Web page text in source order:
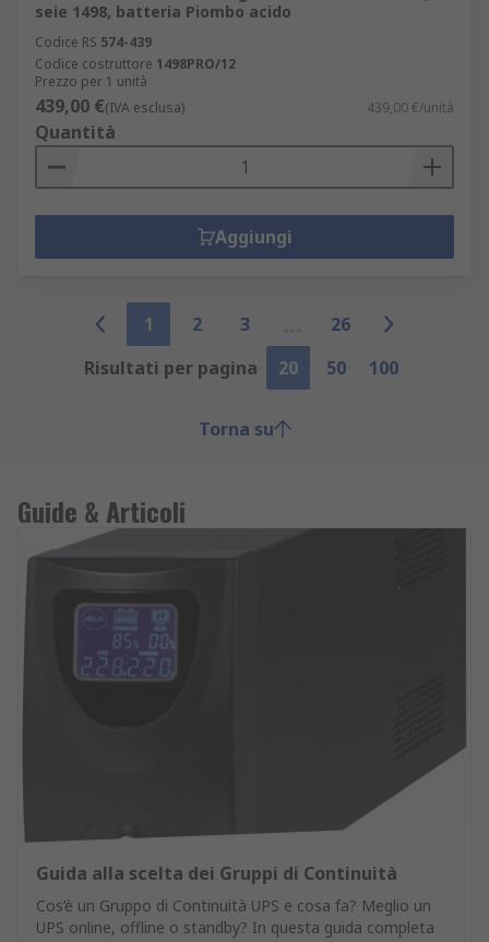
seie 1498, batteria Piombo acido
Codice RS 574-439
Codice costruttore 1498PRO/12
Prezzo per 1 unità
439,00 €(IVA esclusa) 439,00 €/unità
Quantità
Aggiungi
1 2 3
26
Risultati per pagina
20 50 100
Torna su
Guide & Articoli
Guida alla scelta dei Gruppi di Continuità
Cos’è un Gruppo di Continuità UPS e cosa fa? Meglio un
UPS online, offline o standby? In questa guida completa